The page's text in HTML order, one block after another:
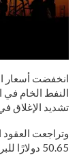
انخفضت أسعار
النفط الخام
تشديد الإغلاق